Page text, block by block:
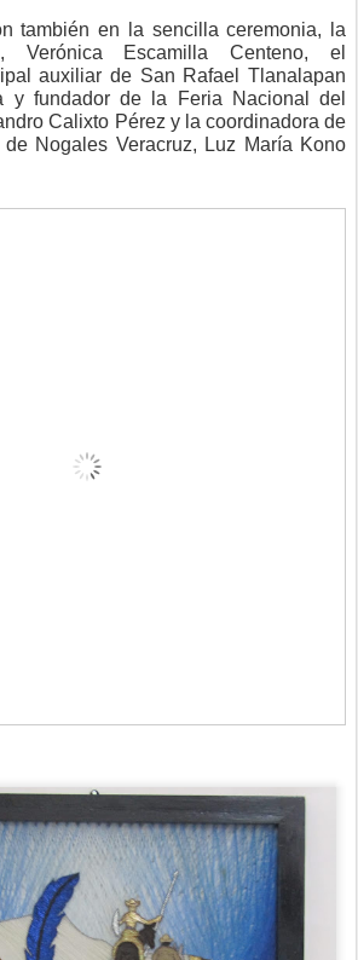
también en la sencilla ceremonia, la
Verónica Escamilla Centeno, el
auxiliar de San Rafael Tlanalapan
y fundador de la Feria Nacional del
Calixto Pérez y la coordinadora de
Nogales Veracruz, Luz María Kono